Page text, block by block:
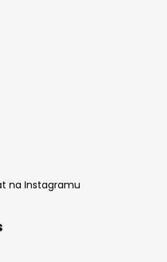
na Instagramu